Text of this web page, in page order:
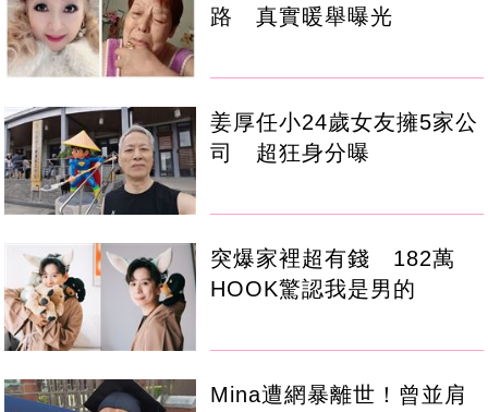
路 真實暖舉曝光
姜厚任小24歲女友擁5家公
司 超狂身分曝
突爆家裡超有錢 182萬
HOOK驚認我是男的
Mina遭網暴離世！曾並肩